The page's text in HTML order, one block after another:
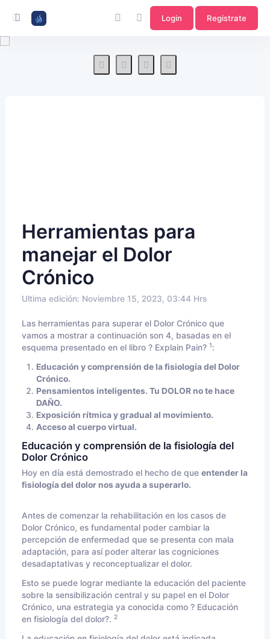
Login Registrate
Herramientas para
manejar el Dolor
Crónico
Ultima edición: Noviembre 15, 2023, 03:44 Hrs
Las herramientas para superar el Dolor Crónico que
vamos a mostrar a continuación son 4, basadas en el
esquema presentado en el libro ? Explain Pain? 1:
Educación y comprensión de la fisiología del Dolor
Crónico.
Pensamientos inteligentes. Tu DOLOR no te hace
DAÑO.
Exposición rítmica y gradual al movimiento.
Acceso al cuerpo virtual.
Educación y comprensión de la fisiología del
Dolor Crónico
Hoy en día está demostrado el hecho de que entender la
fisiología del dolor nos ayuda a superarlo.
Antes de comenzar la rehabilitación en los casos de
Dolor Crónico, es fundamental poder cambiar la
percepción de enfermedad que se presenta con mala
adaptación, para así poder alterar las cogniciones
desadaptativas y reconceptualizar el dolor.
Esto se puede lograr mediante la educación del paciente
sobre la sensibilización central y su papel en el Dolor
Crónico, una estrategia ya conocida como ? Educación
en fisiología del dolor?. 2